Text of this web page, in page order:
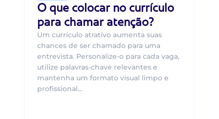
O que colocar no currículo
para chamar atenção?
Um currículo atrativo aumenta suas
chances de ser chamado para uma
entrevista. Personalize-o para cada vaga,
utilize palavras-chave relevantes e
mantenha um formato visual limpo e
profissional...